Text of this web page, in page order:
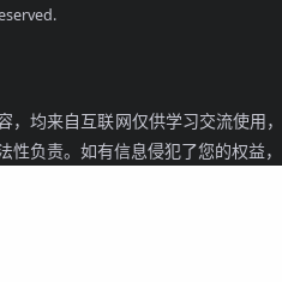
，均来自互联网仅供学习交流使
性负责。如有信息侵犯了您的权